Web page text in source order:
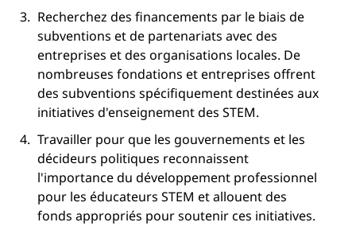
Recherchez des financements par le biais de
subventions et de partenariats avec des
entreprises et des organisations locales. De
nombreuses fondations et entreprises offrent
des subventions spécifiquement destinées aux
initiatives d'enseignement des STEM.
Travailler pour que les gouvernements et les
décideurs politiques reconnaissent
l'importance du développement professionnel
pour les éducateurs STEM et allouent des
fonds appropriés pour soutenir ces initiatives.